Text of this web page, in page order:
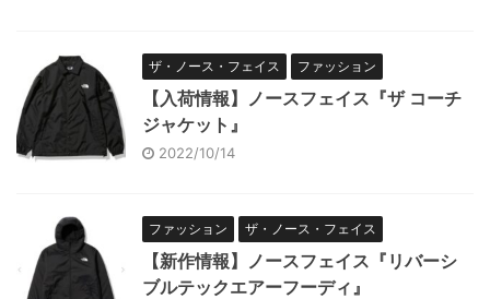
ザ・ノース・フェイス ファッション
【入荷情報】ノースフェイス『ザ コーチ
ジャケット』
2022/10/14
ファッション ザ・ノース・フェイス
【新作情報】ノースフェイス『リバーシ
ブルテックエアーフーディ』